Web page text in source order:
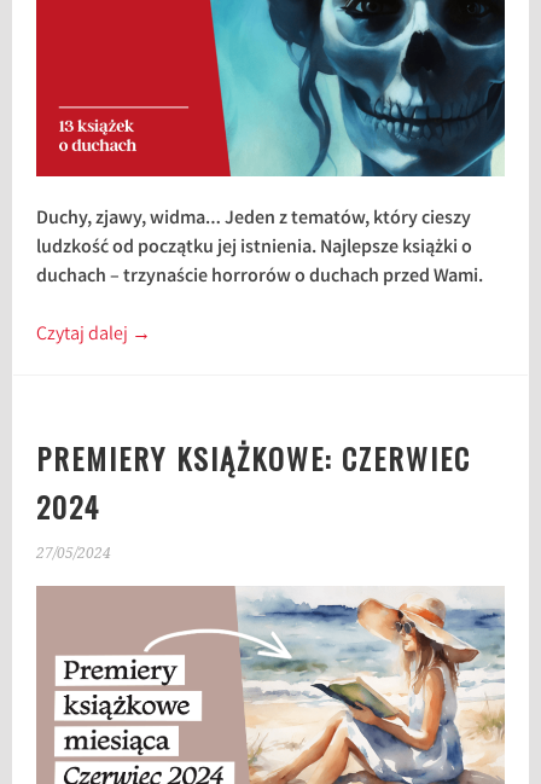
Duchy, zjawy, widma… Jeden z tematów, który cieszy
ludzkość od początku jej istnienia. Najlepsze książki o
duchach – trzynaście horrorów o duchach przed Wami.
Czytaj dalej →
PREMIERY KSIĄŻKOWE: CZERWIEC
2024
27/05/2024